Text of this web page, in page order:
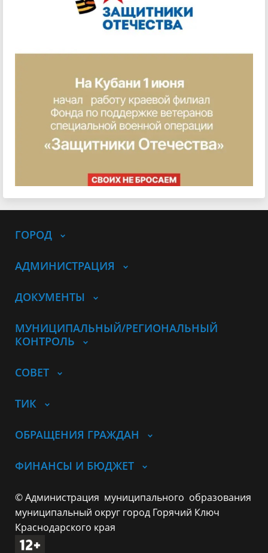
ГОРОД
АДМИНИСТРАЦИЯ
ДОКУМЕНТЫ
МУНИЦИПАЛЬНЫЙ/РЕГИОНАЛЬНЫЙ
КОНТРОЛЬ
СОВЕТ
ТИК
ОБРАЩЕНИЯ ГРАЖДАН
ФИНАНСЫ И БЮДЖЕТ
© Администрация муниципального образования
муниципальный округ город Горячий Ключ
Краснодарского края